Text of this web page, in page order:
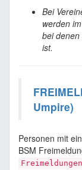
Bei
werden
bei
ist.
Umpire)
Personen mit
BSM
Freimeldungen